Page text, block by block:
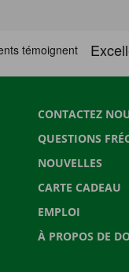
CONTACTEZ
QUESTIONS
NOUVELLES
CARTE CADEAU
EMPLOI
À PROPOS DE